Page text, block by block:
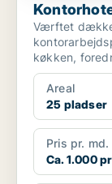
Værftet
kontorarbejdspladser. Vi har
køkken,
har s...
Areal
25 pladser
Pris pr. md.
Ca. 1.000